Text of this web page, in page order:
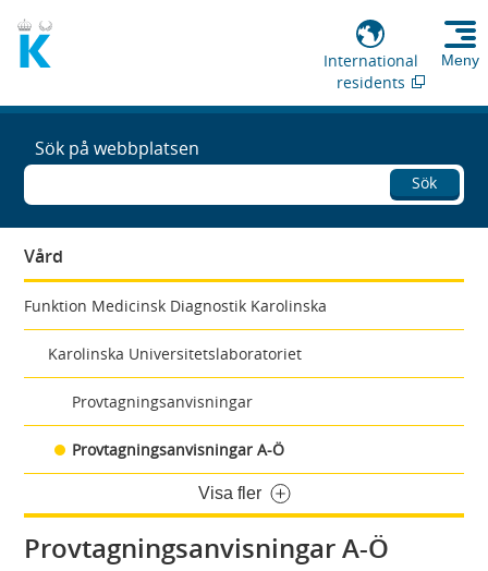
International
residents
Meny
Sök på webbplatsen
Sök
Vård
Funktion Medicinsk Diagnostik Karolinska
Karolinska Universitetslaboratoriet
Provtagningsanvisningar
Provtagningsanvisningar A-Ö
Visa fler
Provtagningsanvisningar A-Ö